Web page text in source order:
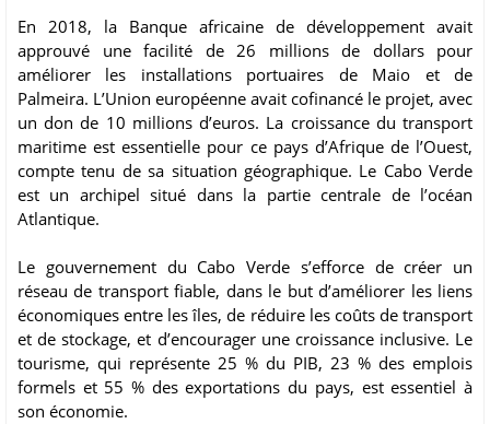
En 2018, la Banque africaine de développement avait
approuvé une facilité de 26 millions de dollars pour
améliorer les installations portuaires de Maio et de
Palmeira. L’Union européenne avait cofinancé le projet, avec
un don de 10 millions d’euros. La croissance du transport
maritime est essentielle pour ce pays d’Afrique de l’Ouest,
compte tenu de sa situation géographique. Le Cabo Verde
est un archipel situé dans la partie centrale de l’océan
Atlantique.
Le gouvernement du Cabo Verde s’efforce de créer un
réseau de transport fiable, dans le but d’améliorer les liens
économiques entre les îles, de réduire les coûts de transport
et de stockage, et d’encourager une croissance inclusive. Le
tourisme, qui représente 25 % du PIB, 23 % des emplois
formels et 55 % des exportations du pays, est essentiel à
son économie.